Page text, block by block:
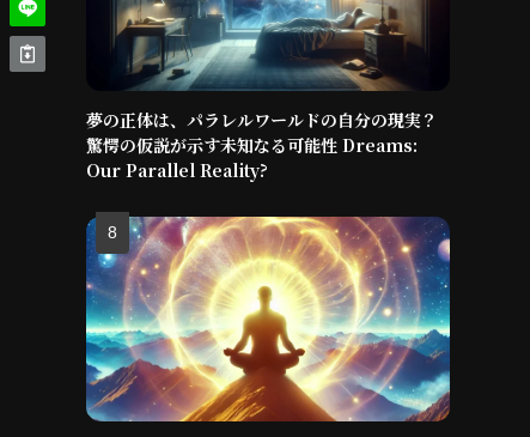
夢の正体は、パラレルワールドの自分の現実？
驚愕の仮説が示す未知なる可能性 Dreams:
Our Parallel Reality?